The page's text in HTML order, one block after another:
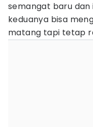
semangat baru dan
keduanya bisa
matang tapi tetap